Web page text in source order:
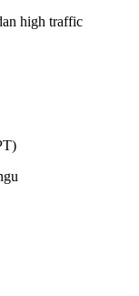
high traffic